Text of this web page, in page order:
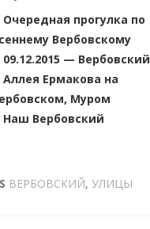
Очередная прогулка по
Вербовскому
09.12.2015 — Вербовский
Аллея Ермакова на
Муром
Наш Вербовский
ВЕРБОВСКИЙ, УЛИЦЫ